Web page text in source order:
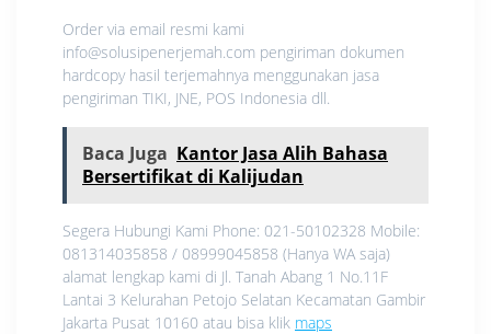
Order via email resmi kami
info@solusipenerjemah.com pengiriman dokumen
hardcopy hasil terjemahnya menggunakan jasa
pengiriman TIKI, JNE, POS Indonesia dll.
Baca Juga Kantor Jasa Alih Bahasa
Bersertifikat di Kalijudan
Segera Hubungi Kami Phone: 021-50102328 Mobile:
081314035858 / 08999045858 (Hanya WA saja)
alamat lengkap kami di Jl. Tanah Abang 1 No.11F
Lantai 3 Kelurahan Petojo Selatan Kecamatan Gambir
Jakarta Pusat 10160 atau bisa klik maps